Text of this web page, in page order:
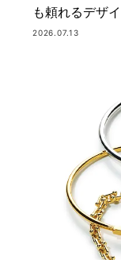
も頼れるデザ
2026.07.13